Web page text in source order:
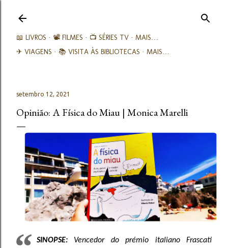
📖 LIVROS 📽️ FILMES 📺 SÉRIES TV
MAIS…
✈ VIAGENS
📚︎ VISITA ÀS BIBLIOTECAS MAIS…
setembro 12, 2021
Opinião: A Física do Miau | Monica Marelli
SINOPSE: Vencedor do prémio italiano Frascati